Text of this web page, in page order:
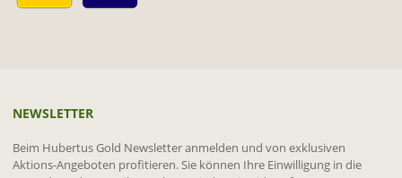
NEWSLETTER
Beim Hubertus Gold Newsletter anmelden und von exklusiven
Aktions-Angeboten profitieren. Sie können Ihre Einwilligung in die